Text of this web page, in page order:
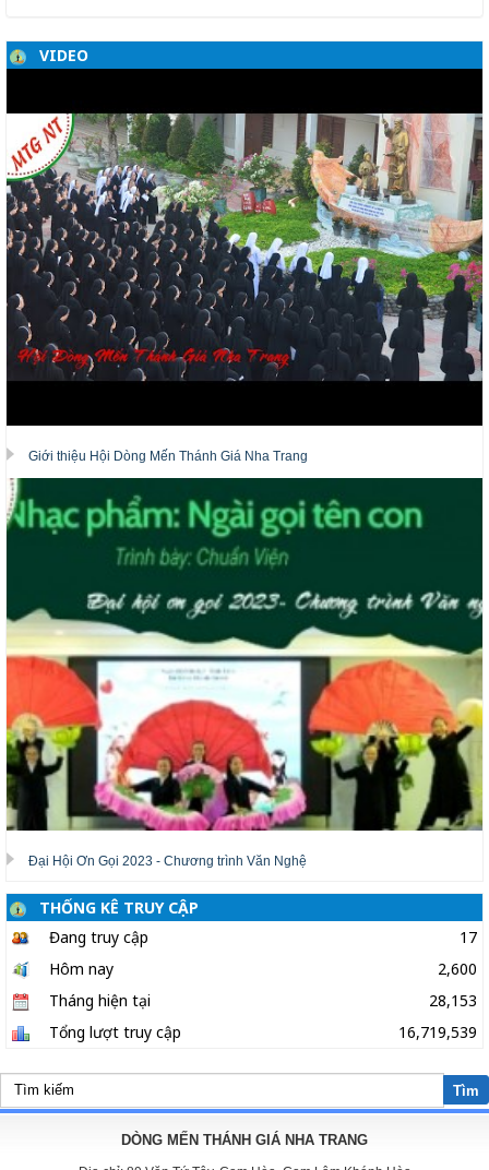
VIDEO
Giới thiệu Hội Dòng Mến Thánh Giá Nha Trang
Đại Hội Ơn Gọi 2023 - Chương trình Văn Nghệ
THỐNG KÊ TRUY CẬP
Đang truy cập
17
Hôm nay
2,600
Tháng hiện tại
28,153
Tổng lượt truy cập
16,719,539
Tìm
DÒNG MẾN THÁNH GIÁ NHA TRANG